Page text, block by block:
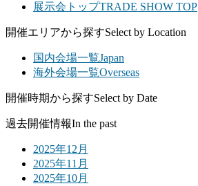
展示会トップTRADE SHOW TOP
開催エリアから探すSelect by Location
国内会場一覧Japan
海外会場一覧Overseas
開催時期から探すSelect by Date
過去開催情報In the past
2025年12月
2025年11月
2025年10月